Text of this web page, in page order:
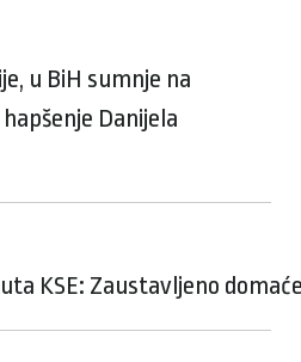
u BiH sumnje na
Danijela
KSE: Zaustavljeno